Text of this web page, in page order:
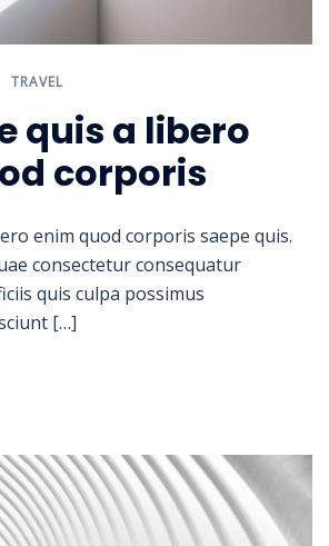
TRAVEL
quis a libero
corporis
enim quod corporis saepe quis.
consectetur consequatur
quis culpa possimus
[…]